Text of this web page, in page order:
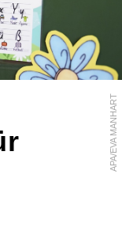
APA/EVA MANHART